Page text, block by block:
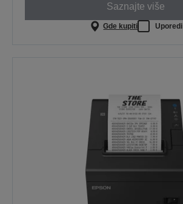
Saznajte više
Gde kupiti Uporedi